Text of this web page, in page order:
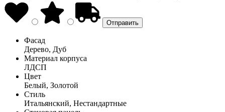
Фасад
Дерево, Дуб
Материал корпуса
ЛДСП
Цвет
Белый, Золотой
Стиль
Итальянский, Нестандартные